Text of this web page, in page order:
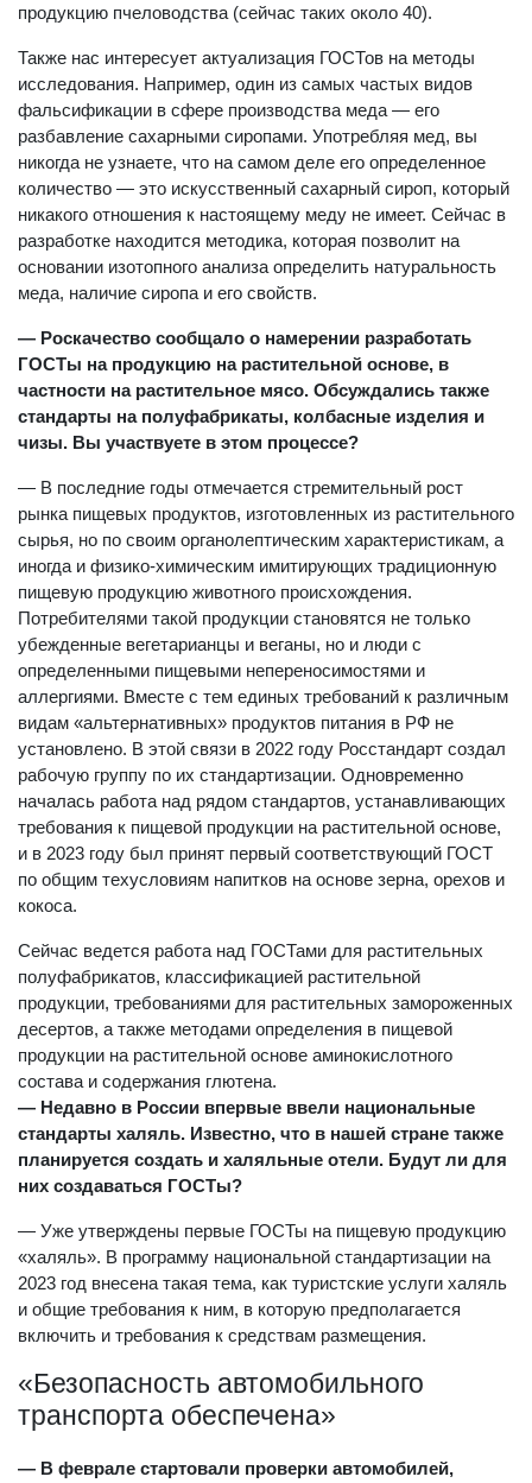
продукцию пчеловодства (сейчас таких около 40).
Также нас интересует актуализация ГОСТов на методы
исследования. Например, один из самых частых видов
фальсификации в сфере производства меда — его
разбавление сахарными сиропами. Употребляя мед, вы
никогда не узнаете, что на самом деле его определенное
количество — это искусственный сахарный сироп, который
никакого отношения к настоящему меду не имеет. Сейчас в
разработке находится методика, которая позволит на
основании изотопного анализа определить натуральность
меда, наличие сиропа и его свойств.
— Роскачество сообщало о намерении разработать
ГОСТы на продукцию на растительной основе, в
частности на растительное мясо. Обсуждались также
стандарты на полуфабрикаты, колбасные изделия и
чизы. Вы участвуете в этом процессе?
— В последние годы отмечается стремительный рост
рынка пищевых продуктов, изготовленных из растительного
сырья, но по своим органолептическим характеристикам, а
иногда и физико-химическим имитирующих традиционную
пищевую продукцию животного происхождения.
Потребителями такой продукции становятся не только
убежденные вегетарианцы и веганы, но и люди с
определенными пищевыми непереносимостями и
аллергиями. Вместе с тем единых требований к различным
видам «альтернативных» продуктов питания в РФ не
установлено. В этой связи в 2022 году Росстандарт создал
рабочую группу по их стандартизации. Одновременно
началась работа над рядом стандартов, устанавливающих
требования к пищевой продукции на растительной основе,
и в 2023 году был принят первый соответствующий ГОСТ
по общим техусловиям напитков на основе зерна, орехов и
кокоса.
Сейчас ведется работа над ГОСТами для растительных
полуфабрикатов, классификацией растительной
продукции, требованиями для растительных замороженных
десертов, а также методами определения в пищевой
продукции на растительной основе аминокислотного
состава и содержания глютена.
— Недавно в России впервые ввели национальные
стандарты халяль. Известно, что в нашей стране также
планируется создать и халяльные отели. Будут ли для
них создаваться ГОСТы?
— Уже утверждены первые ГОСТы на пищевую продукцию
«халяль». В программу национальной стандартизации на
2023 год внесена такая тема, как туристские услуги халяль
и общие требования к ним, в которую предполагается
включить и требования к средствам размещения.
«Безопасность автомобильного
транспорта обеспечена»
— В феврале стартовали проверки автомобилей,